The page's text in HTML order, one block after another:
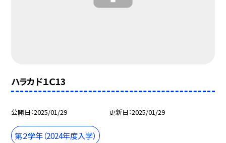
ハラカド１Ｃ13
公開日 2025/01/29 更新日 2025/01/29
第２学年（2024年度入学）